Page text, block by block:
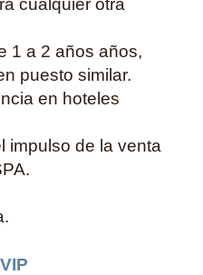
cualquier otra
1 a 2 años años,
puesto similar.
en hoteles
impulso de la venta